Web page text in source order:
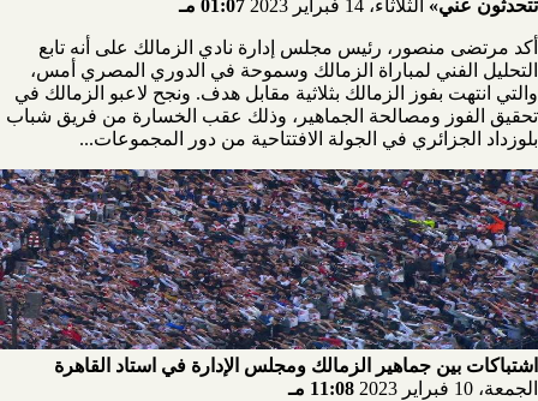
تتحدثون عني» الثلاثاء، 14 فبراير 2023 01:07 مـ
أكد مرتضى منصور، رئيس مجلس إدارة نادي الزمالك على أنه تابع
التحليل الفني لمباراة الزمالك وسموحة في الدوري المصري أمس،
والتي انتهت بفوز الزمالك بثلاثية مقابل هدف. ونجح لاعبو الزمالك في
تحقيق الفوز ومصالحة الجماهير، وذلك عقب الخسارة من فريق شباب
بلوزداد الجزائري في الجولة الافتتاحية من دور المجموعات...
اشتباكات بين جماهير الزمالك ومجلس الإدارة في استاد القاهرة
الجمعة، 10 فبراير 2023
11:08 مـ